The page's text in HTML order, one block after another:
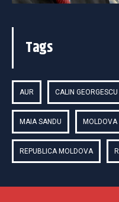
Tags
AUR CALIN GEORGESCU
MAIA SANDU MOLDOVA
REPUBLICA MOLDOVA